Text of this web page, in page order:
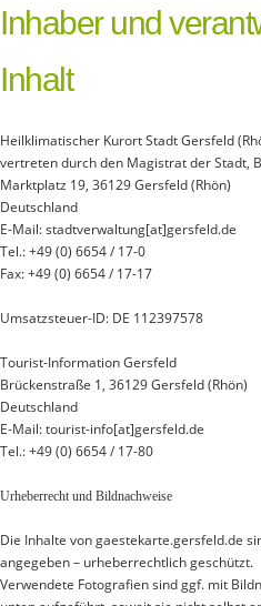
Inhaber und
Inhalt
Heilklimatischer Kurort Stadt Gersfeld
vertreten durch den Magistrat der Stadt,
Marktplatz 19, 36129 Gersfeld (Rhön)
Deutschland
E-Mail: stadtverwaltung[at]gersfeld.de
Tel.: +49 (0) 6654 / 17-0
Fax: +49 (0) 6654 / 17-17
Umsatzsteuer-ID: DE 112397578
Tourist-Information Gersfeld
Brückenstraße 1, 36129 Gersfeld (Rhön)
Deutschland
E-Mail: tourist-info[at]gersfeld.de
Tel.: +49 (0) 6654 / 17-80
Urheberrecht und Bildnachweise
Die Inhalte von gaestekarte.gersfeld.de
angegeben – urheberrechtlich geschützt.
Verwendete Fotografien sind ggf. mit